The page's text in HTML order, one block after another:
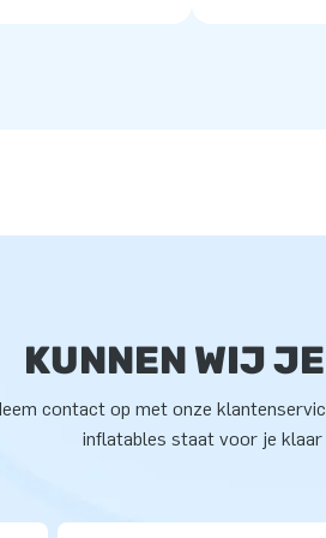
KUNNEN WIJ
contact op met onze
inflatables staat voor je klaar